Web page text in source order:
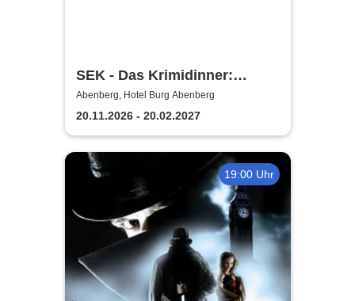
SEK - Das Krimidinner:
Silencio - Morde geschehen
nicht immer leise
Abenberg, Hotel Burg Abenberg
20.11.2026 - 20.02.2027
19:00 Uhr